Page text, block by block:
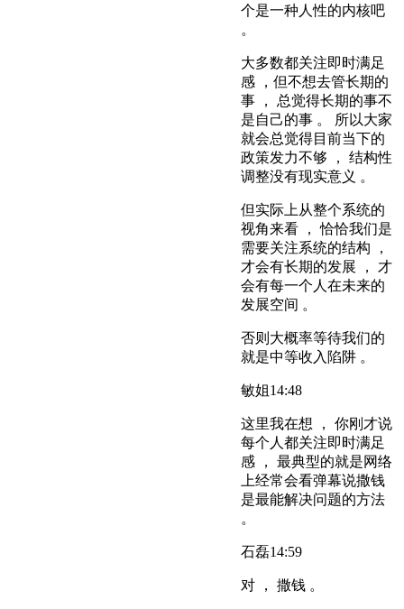
个是一种人性的内核吧
。
大多数都关注即时满足
感 ，但不想去管长期的
事 ， 总觉得长期的事不
是自己的事 。 所以大家
就会总觉得目前当下的
政策发力不够 ， 结构性
调整没有现实意义 。
但实际上从整个系统的
视角来看 ， 恰恰我们是
需要关注系统的结构 ，
才会有长期的发展 ， 才
会有每一个人在未来的
发展空间 。
否则大概率等待我们的
就是中等收入陷阱 。
敏姐14:48
这里我在想 ， 你刚才说
每个人都关注即时满足
感 ， 最典型的就是网络
上经常会看弹幕说撒钱
是最能解决问题的方法
。
石磊14:59
对 ， 撒钱 。